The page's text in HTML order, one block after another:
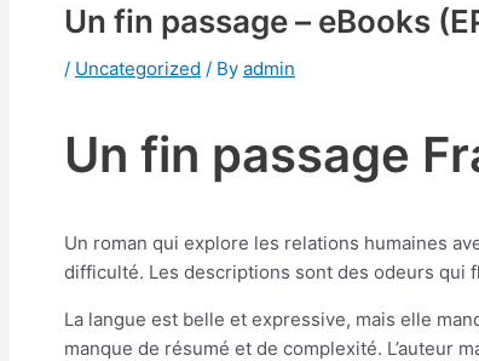
Un fin passage – eBooks
/ Uncategorized / By admin
Un fin passage
Un roman qui explore les relations humaines
difficulté. Les descriptions sont des odeurs qui
La langue est belle et expressive, mais elle
manque de résumé et de complexité. L’auteur